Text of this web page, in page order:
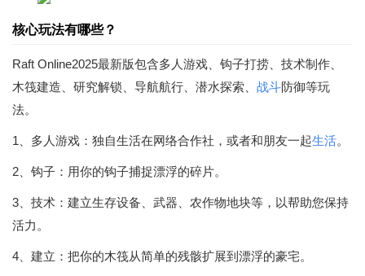
核心玩法有哪些？
Raft Online2025最新版包含多人游戏、钩子打捞、技术制作、
木筏建造、研究解锁、导航航行、潜水探索、 战斗防御等玩
法。
1、多人游戏：独自生活在网络合作社，或者和朋友一起生活。
2、钩子：用你的钩子捕捉漂浮的碎片。
3、技术：建立生存设备、武器、农作物地块等，以帮助您保持
活力。
4、建立：把你的木筏从简单的残骸扩展到漂浮的豪宅。